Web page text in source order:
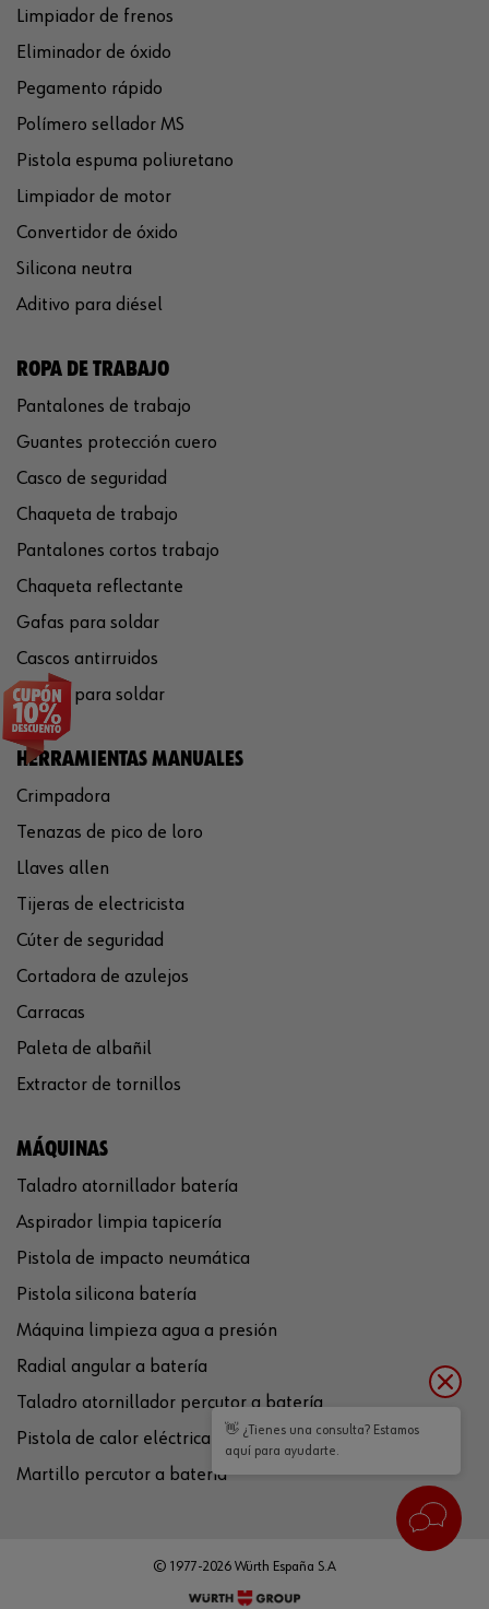
Limpiador de frenos
Eliminador de óxido
Pegamento rápido
Polímero sellador MS
Pistola espuma poliuretano
Limpiador de motor
Convertidor de óxido
Silicona neutra
Aditivo para diésel
ROPA DE TRABAJO
Pantalones de trabajo
Guantes protección cuero
Casco de seguridad
Chaqueta de trabajo
Pantalones cortos trabajo
Chaqueta reflectante
Gafas para soldar
Cascos antirruidos
Careta para soldar
HERRAMIENTAS MANUALES
Crimpadora
Tenazas de pico de loro
Llaves allen
Tijeras de electricista
Cúter de seguridad
Cortadora de azulejos
Carracas
Paleta de albañil
Extractor de tornillos
MÁQUINAS
Taladro atornillador batería
Aspirador limpia tapicería
Pistola de impacto neumática
Pistola silicona batería
Máquina limpieza agua a presión
Radial angular a batería
Taladro atornillador percutor a batería
Pistola de calor eléctrica
Martillo percutor a batería
© 1977-2026 Würth España S.A
👋 ¿Tienes una consulta? Estamos
aquí para ayudarte.